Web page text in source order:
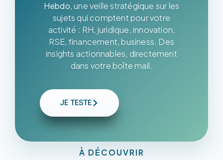
Hebdo, une veille stratégique sur les
sujets qui comptent pour votre
activité : RH, juridique, innovation,
RSE, financement, business. Des
insights actionnables, directement
dans votre boîte mail.
JE TESTE
À DÉCOUVRIR